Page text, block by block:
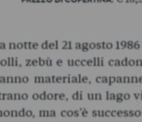
notte del 21 agosto
zebù e uccelli
materiale,
odore, di un lago
ma cos’è